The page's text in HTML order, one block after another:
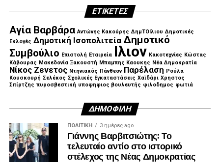
ΕΤΙΚΈΤΕΣ
Αγία Βαρβάρα Αντώνης Κακούρης ΔημΤΟΙλιου Δημοτικές
Εκλογές Δημοτική Ισοπολιτεία Δημοτικό
Συμβούλιο Επιστολή Εταιρεία Ιλιον Κακοτεχνίες Κώστας
Κάβουρας Μακεδονία Ξακουστή Μπαμπης Καουκης Νέα Δημοκρατία
Νίκος Ζενετος Ντηνιακός Πάνθεον Παρέλαση Ρούλα
Κουσκουρή Σελέκος Σχολικές Εγκαταστάσεις Χαϊδάρι Χρηστος
Σπίρτζης πυροσβεστική υποψηφιος βουλευτής φιλοδημος φωτιά
ΔΗΜΟΦΙΛΉ
ΠΟΛΙΤΙΚΉ 3 ημέρες ago
Γιάννης Βαρβιτσιώτης: Το
τελευταίο αντίο στο ιστορικό
στέλεχος της Νέας Δημοκρατίας